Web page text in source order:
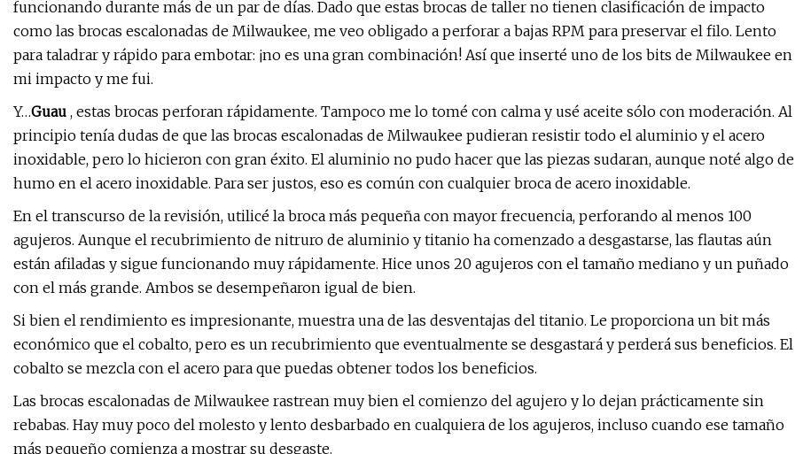
funcionando durante más de un par de días. Dado que estas brocas de taller no tienen clasificación de impacto
como las brocas escalonadas de Milwaukee, me veo obligado a perforar a bajas RPM para preservar el filo. Lento
para taladrar y rápido para embotar: ¡no es una gran combinación! Así que inserté uno de los bits de Milwaukee en
mi impacto y me fui.
Y…Guau , estas brocas perforan rápidamente. Tampoco me lo tomé con calma y usé aceite sólo con moderación. Al
principio tenía dudas de que las brocas escalonadas de Milwaukee pudieran resistir todo el aluminio y el acero
inoxidable, pero lo hicieron con gran éxito. El aluminio no pudo hacer que las piezas sudaran, aunque noté algo de
humo en el acero inoxidable. Para ser justos, eso es común con cualquier broca de acero inoxidable.
En el transcurso de la revisión, utilicé la broca más pequeña con mayor frecuencia, perforando al menos 100
agujeros. Aunque el recubrimiento de nitruro de aluminio y titanio ha comenzado a desgastarse, las flautas aún
están afiladas y sigue funcionando muy rápidamente. Hice unos 20 agujeros con el tamaño mediano y un puñado
con el más grande. Ambos se desempeñaron igual de bien.
Si bien el rendimiento es impresionante, muestra una de las desventajas del titanio. Le proporciona un bit más
económico que el cobalto, pero es un recubrimiento que eventualmente se desgastará y perderá sus beneficios. El
cobalto se mezcla con el acero para que puedas obtener todos los beneficios.
Las brocas escalonadas de Milwaukee rastrean muy bien el comienzo del agujero y lo dejan prácticamente sin
rebabas. Hay muy poco del molesto y lento desbarbado en cualquiera de los agujeros, incluso cuando ese tamaño
más pequeño comienza a mostrar su desgaste.